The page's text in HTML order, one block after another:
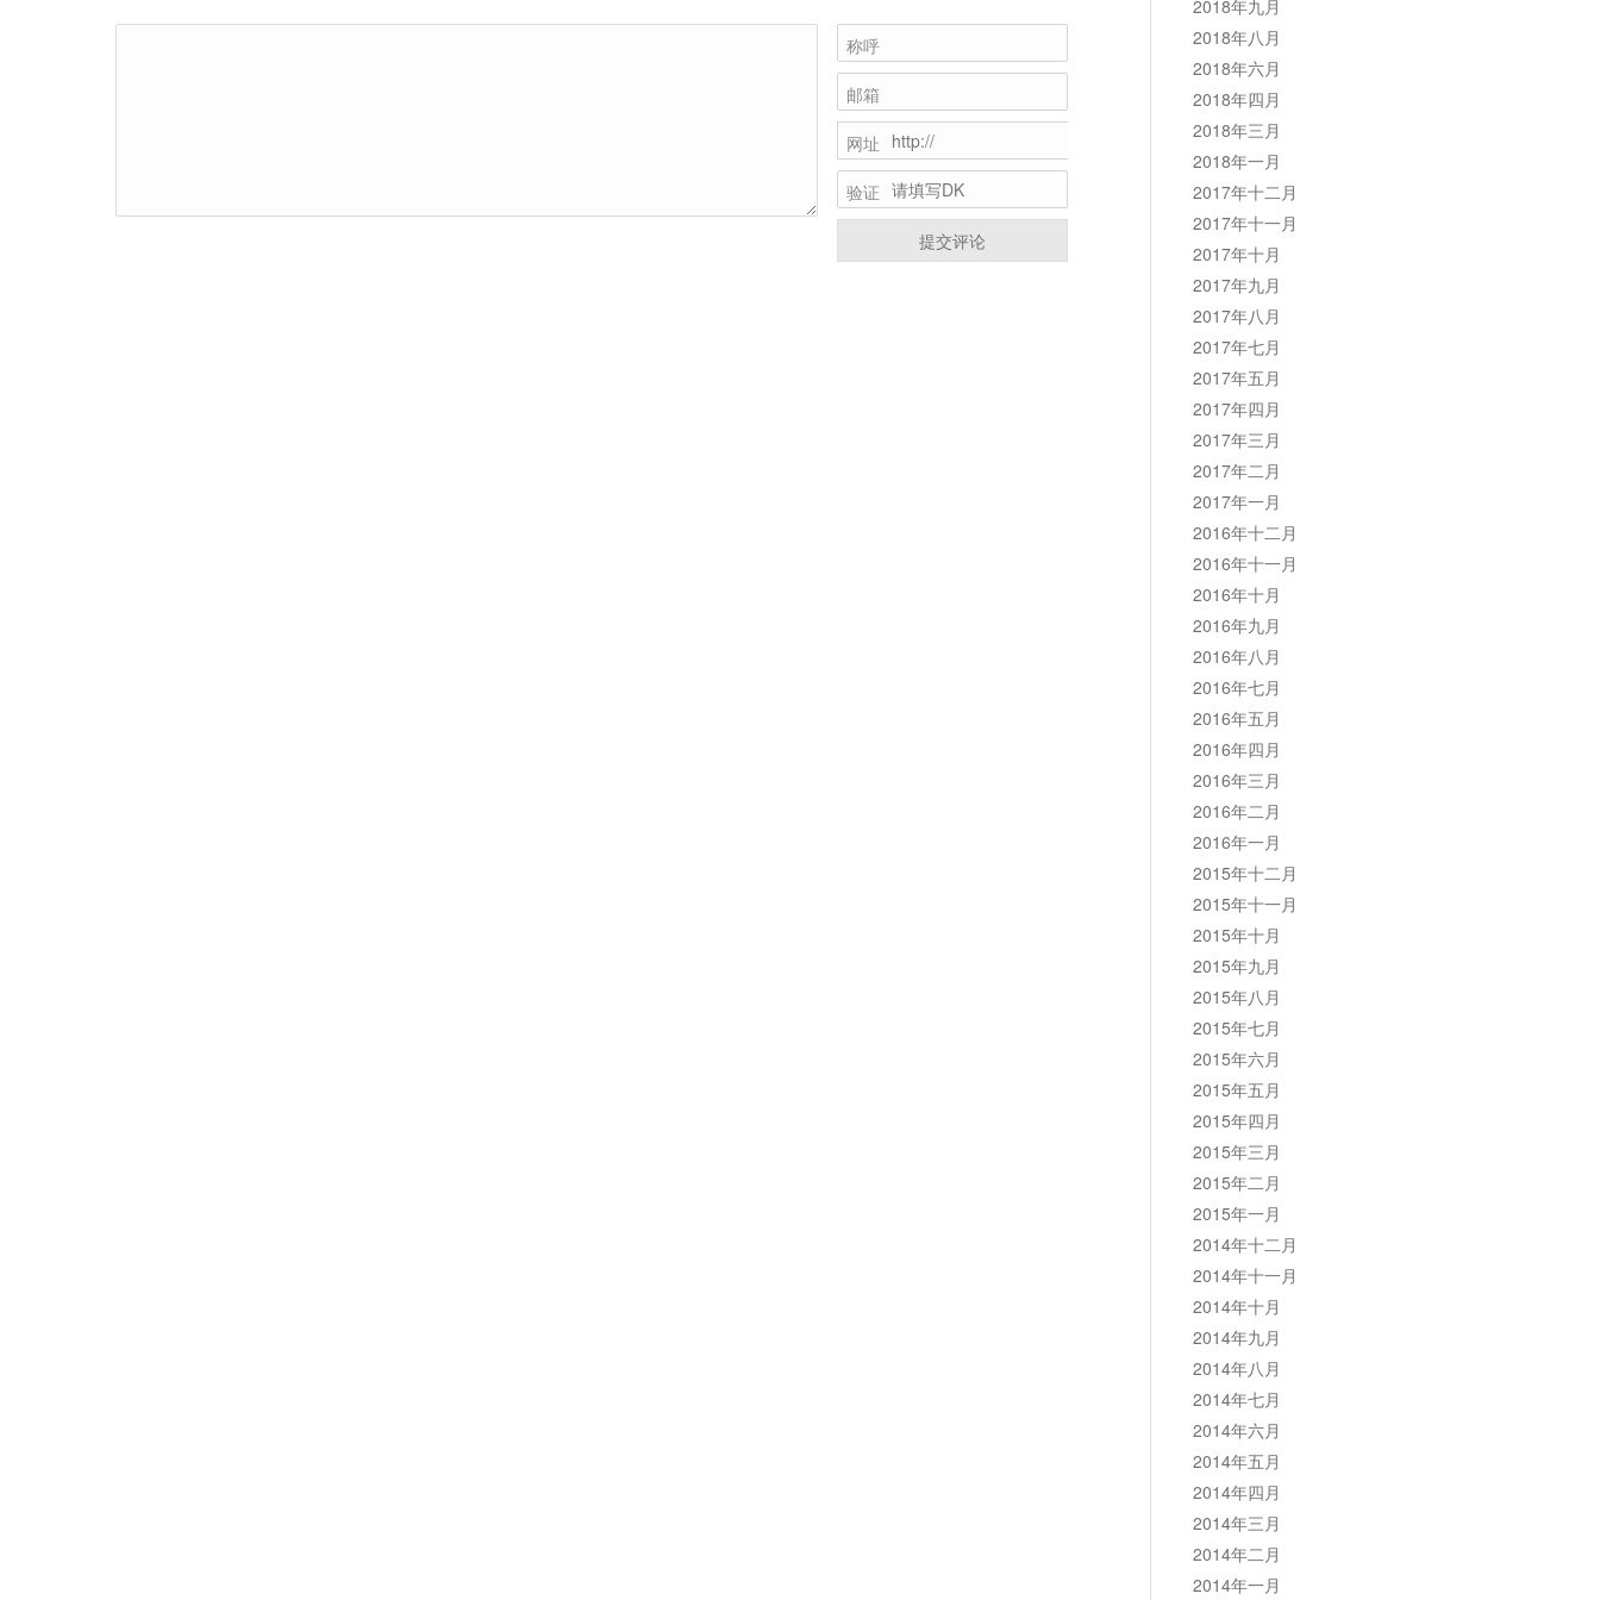
称呼
邮箱
网址
验证
提交评论
2018年九月
2018年八月
2018年六月
2018年四月
2018年三月
2018年一月
2017年十二月
2017年十一月
2017年十月
2017年九月
2017年八月
2017年七月
2017年五月
2017年四月
2017年三月
2017年二月
2017年一月
2016年十二月
2016年十一月
2016年十月
2016年九月
2016年八月
2016年七月
2016年五月
2016年四月
2016年三月
2016年二月
2016年一月
2015年十二月
2015年十一月
2015年十月
2015年九月
2015年八月
2015年七月
2015年六月
2015年五月
2015年四月
2015年三月
2015年二月
2015年一月
2014年十二月
2014年十一月
2014年十月
2014年九月
2014年八月
2014年七月
2014年六月
2014年五月
2014年四月
2014年三月
2014年二月
2014年一月